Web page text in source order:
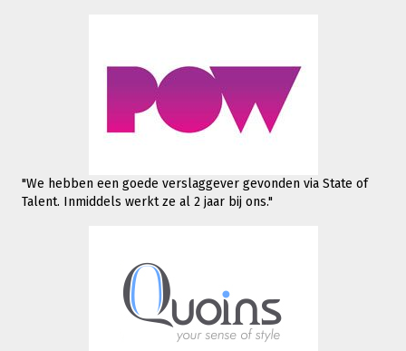
"We hebben een goede verslaggever gevonden via State of
Talent. Inmiddels werktze al 2 jaar bij ons."